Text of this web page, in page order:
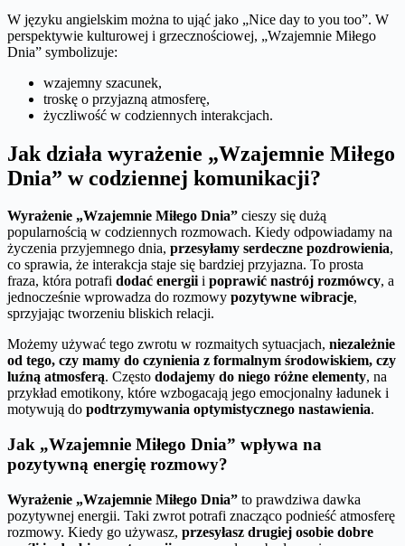
W języku angielskim można to ująć jako „Nice day to you too”. W
perspektywie kulturowej i grzecznościowej, „Wzajemnie Miłego
Dnia” symbolizuje:
wzajemny szacunek,
troskę o przyjazną atmosferę,
życzliwość w codziennych interakcjach.
Jak działa wyrażenie „Wzajemnie Miłego
Dnia” w codziennej komunikacji?
Wyrażenie „Wzajemnie Miłego Dnia” cieszy się dużą
popularnością w codziennych rozmowach. Kiedy odpowiadamy na
życzenia przyjemnego dnia, przesyłamy serdeczne pozdrowienia,
co sprawia, że interakcja staje się bardziej przyjazna. To prosta
fraza, która potrafi dodać energiii poprawić nastrój rozmówcy, a
jednocześnie wprowadza do rozmowy pozytywne wibracje,
sprzyjając tworzeniu bliskich relacji.
Możemy używać tego zwrotu w rozmaitych sytuacjach, niezależnie
od tego, czy mamy do czynienia z formalnym środowiskiem, czy
luźną atmosferą. Często dodajemy do niego różne elementy, na
przykład emotikony, które wzbogacają jego emocjonalny ładunek i
motywują do podtrzymywania optymistycznego nastawienia.
Jak „Wzajemnie Miłego Dnia” wpływa na
pozytywną energię rozmowy?
Wyrażenie „Wzajemnie Miłego Dnia” to prawdziwa dawka
pozytywnej energii. Taki zwrot potrafi znacząco podnieść atmosferę
rozmowy. Kiedy go używasz, przesyłasz drugiej osobie dobre